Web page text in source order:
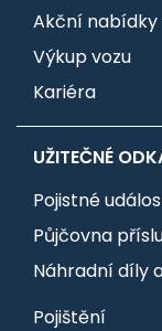
Akční nabídky
Výkup vozu
Kariéra
UŽITEČNÉ
Pojistné
Půjčovna
Náhradní díly
Pojištění